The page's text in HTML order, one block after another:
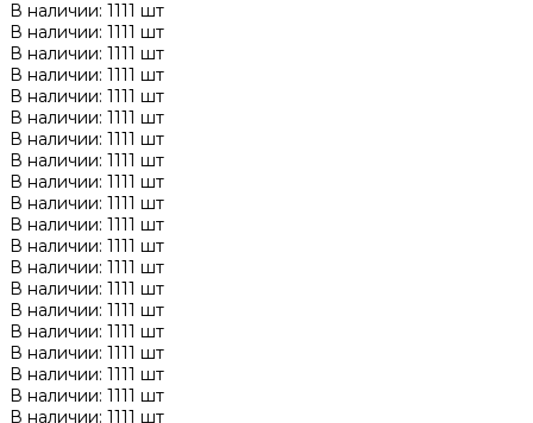
В наличии: 1111 шт
В наличии: 1111 шт
В наличии: 1111 шт
В наличии: 1111 шт
В наличии: 1111 шт
В наличии: 1111 шт
В наличии: 1111 шт
В наличии: 1111 шт
В наличии: 1111 шт
В наличии: 1111 шт
В наличии: 1111 шт
В наличии: 1111 шт
В наличии: 1111 шт
В наличии: 1111 шт
В наличии: 1111 шт
В наличии: 1111 шт
В наличии: 1111 шт
В наличии: 1111 шт
В наличии: 1111 шт
В наличии: 1111 шт